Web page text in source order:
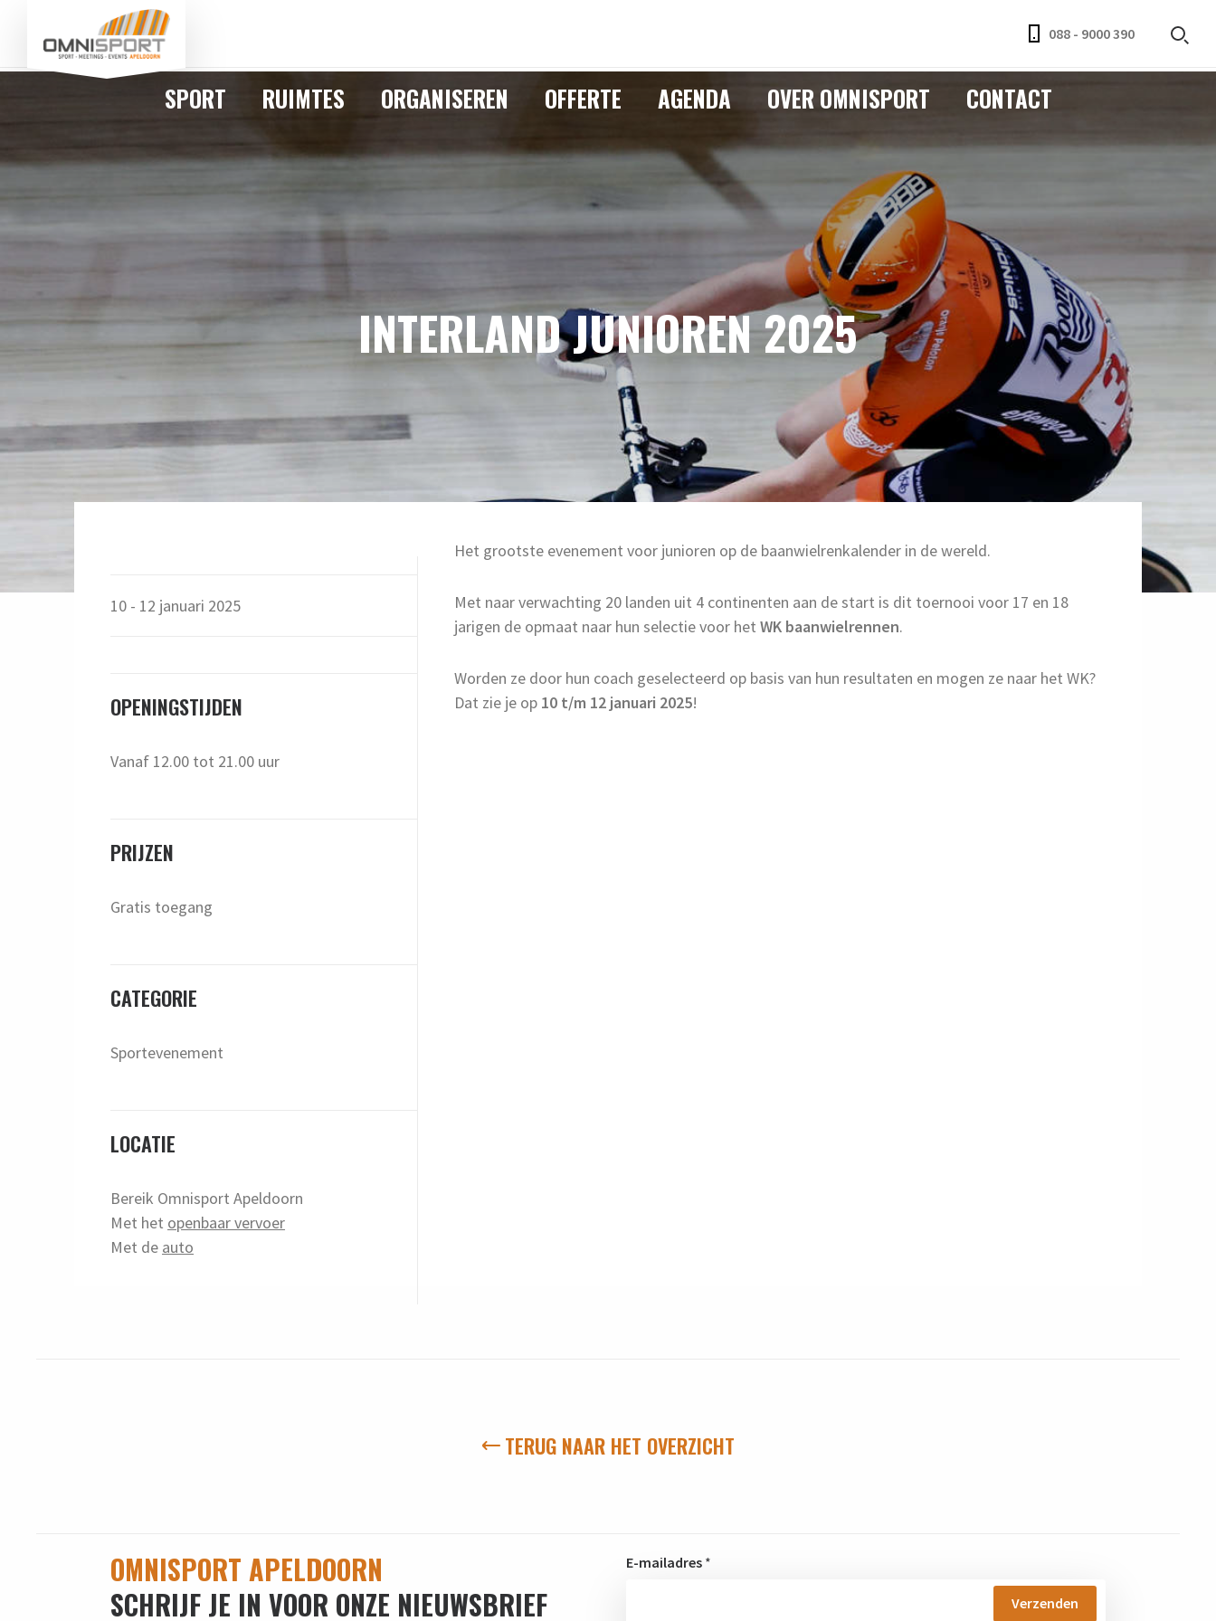
088 - 9000 390
SPORT RUIMTES ORGANISEREN OFFERTE AGENDA OVER OMNISPORT CONTACT
INTERLAND JUNIOREN 2025
Het grootste evenement voor junioren op de baanwielrenkalender in de wereld.
Met naar verwachting 20 landen uit 4 continenten aan de start is dit toernooi voor 17 en 18
jarigen de opmaat naar hun selectie voor het WK baanwielrennen.
Worden ze door hun coach geselecteerd op basis van hun resultaten en mogen ze naar het WK?
Dat zie je op 10 t/m 12 januari 2025!
10 - 12 januari 2025
OPENINGSTIJDEN
Vanaf 12.00 tot 21.00 uur
PRIJZEN
Gratis toegang
CATEGORIE
Sportevenement
LOCATIE
Bereik Omnisport Apeldoorn
Met het openbaar vervoer
Met de auto
TERUG NAAR HET OVERZICHT
OMNISPORT APELDOORN
SCHRIJF JE IN VOOR ONZE NIEUWSBRIEF
E-mailadres *